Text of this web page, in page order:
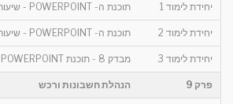
יחידת לימוד 1 תוכנת ה- POWERPOINT - שיעור 1
יחידת לימוד 2 תוכנת ה- POWERPOINT - שיעור 2
יחידת לימוד 3 מבדק 8 - תוכנת POWERPOINT
פרק 9 הנהלת חשבונות ורכש